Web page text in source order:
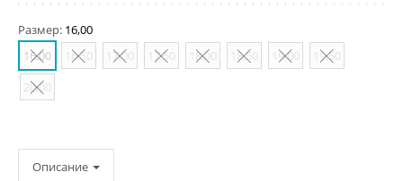
Размер: 16,00
16,00
16,50 17,00 17,50 18,00 18,50 19,00
19,50
20,00
Описание